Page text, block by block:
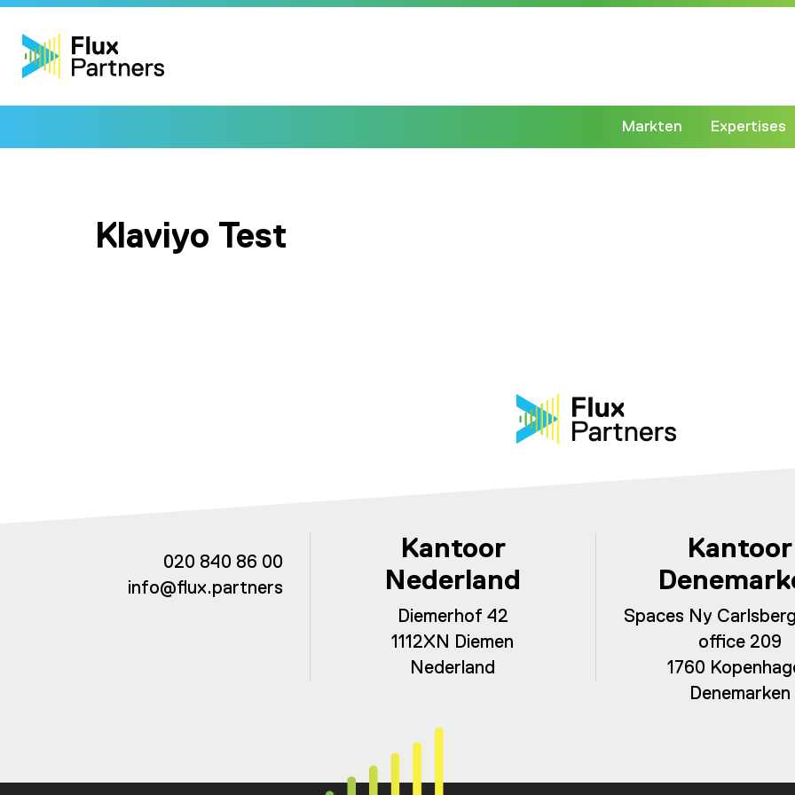
Markten Expertises
Klaviyo Test
020 840 86 00
info@flux.partners
Kantoor
Nederland
Diemerhof 42
1112XN Diemen
Nederland
Kantoor
Spaces Ny
office 209
1760
Denemarken